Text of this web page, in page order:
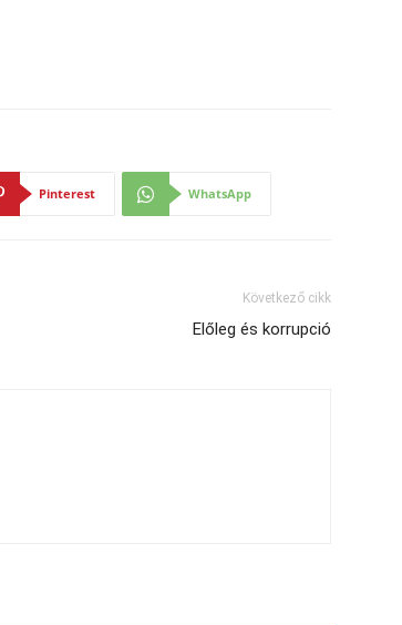
Pinterest WhatsApp
Következő cikk
Előleg és korrupció